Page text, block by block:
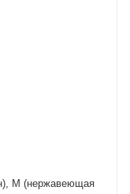
M (нержавеющая